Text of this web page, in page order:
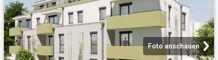
Foto anschauen